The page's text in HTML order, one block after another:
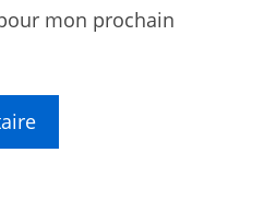
mon prochain